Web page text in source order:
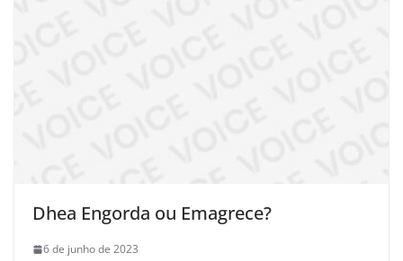
Dhea Engorda ou Emagrece?
6 de junho de 2023